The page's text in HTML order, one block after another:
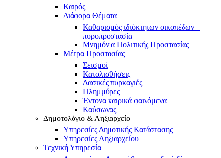
Καιρός
Διάφορα Θέματα
Καθαρισμός ιδιόκτητων οικοπέδων –
πυροπροστασία
Μνημόνια Πολιτικής Προστασίας
Μέτρα Προστασίας
Σεισμοί
Κατολισθήσεις
Δασικές πυρκαγιές
Πλημμύρες
Έντονα καιρικά φαινόμενα
Καύσωνας
Δημοτολόγιο & Ληξιαρχείο
Υπηρεσίες Δημοτικής Κατάστασης
Υπηρεσίες Ληξιαρχείου
Τεχνική Υπηρεσία